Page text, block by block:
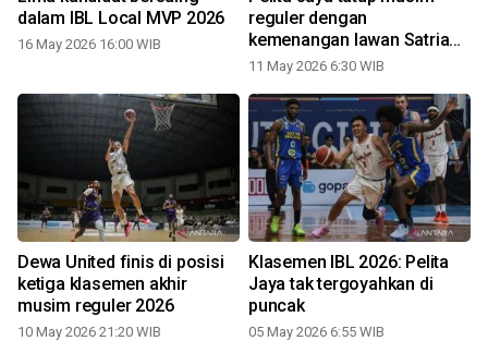
dalam IBL Local MVP 2026
16 May 2026 16:00 WIB
reguler dengan
kemenangan lawan Satria
Muda
11 May 2026 6:30 WIB
Dewa United finis di posisi
ketiga klasemen akhir
musim reguler 2026
10 May 2026 21:20 WIB
Klasemen IBL 2026: Pelita
Jaya tak tergoyahkan di
puncak
05 May 2026 6:55 WIB